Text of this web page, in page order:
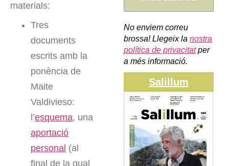
materials:
Tres
documents
escrits amb la
ponència de
Maite
Valdivieso:
l’esquema, una
aportació
personal (al
final de la qual
No enviem correu
brossa! Llegeix lanostra
política de privacitatper
a més informació.
Salillum